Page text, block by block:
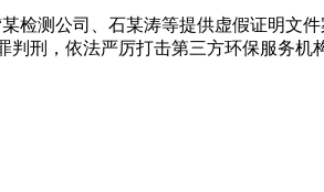
检测公司、石某涛等提供虚假证明文
刑，依法严厉打击第三方环保服务机